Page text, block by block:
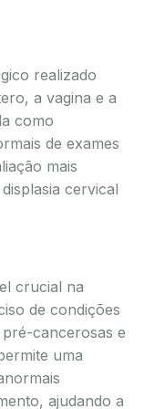
realizado
a vagina e a
como
de exames
mais
cervical
crucial na
de condições
cancerosas e
uma
ajudando a